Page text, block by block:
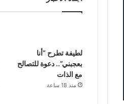
لطيفة تطرح “أنا
بعجبني”.. دعوة للتصالح
مع الذات
منذ 18 ساعة